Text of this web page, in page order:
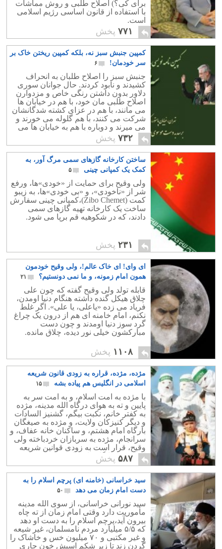
برای کی؟) اصلاح طلبی و روش مماشات
با استفاده از قانون اساسی رژیم اسلامی
است.
۷۷۱ پخش
کمپین جنبش سبز نه، بلکه کمپین ریختن خاک بر
سر خودمان!
۶
جنبش سبز را اصلاح طلبان به انحراف
کشیدند و نابود کردند. حال جوانان سوری
دلاور بدون داشتن رنگی خاص و مزدوارن
اصلاح طلبی مان خود، با هم در خیابان ها
می مانند، با هم در عزای کشته شدگانشان
شرکت می کنند، با هم گلوله می خورند و
می میرند و دوباره با هم به خیابان ها می
روند و دست از مبارزه بر نمی دارند.
۷۳۲ پخش
ساختن کارخانه گازهای سمی مرگ آور، به
کمک یک کمپانی چینی
۵
ولی وقیح برای حمایت از «خودی»ها، ورفع
شر از «ناخودی»، و «بی خودی»ها، به زیبو
کمت (‪(‬Zibo Chemet،کمپانی چینی سفارش
ساخت یک کارخانه تهیه گازهای سمی
دادند، که در شکوهیه قم برپا می شود.
۲۳۱ پخش
ای وای! ای خاک عالم!، ولی وقیح خودمون
همون امام زمونه، و ما نمی دونستیم؟
۲۱
قابله تولد ولی وقیح گفته که چون علی
چلاق هیکل گنده داشته هنگام دنیا اومدن،
فریاد می زده «یاعلی، یا علی». اگر غلط
نکنم، امام خامنه ای هم از درون یک چراغ
گرد سوز دنیا اومدند و چون دست
مبارکشون خیلی نور دیده، چلاق مانده.
۱۱۰۸ پخش
مژده، مژده، قراره به زودی قانون شریعه
اسلامی در انگلیس هم پیاده بشه
۱۵
با مژده به امت اسلام، و به امت سر به
پایین و ته به هوای درگاه الله مدینه، مژده
به کفتر خانم، نکبت بیگم، گشنیز السادات
و دیگر کنیزکان ولایت، و مژده به صیغگان
بارگاه امام هشتم، و ساکنان خانه عفاف، و
سرانجام، مژده به سربازان خردباخته ولی
وقیح، قرار است به زودی قوانین شریعه
اسلامی در انگلستان پیاده شود!
۵۸۷ پخش
سید خراسانی (خامنه ای) پرچم اسلام را به
دست امام زمان می دهد
۵۰
سید نورانی خراسانی، از سوی الله مدینه
مأموریت دارد وقتی امام زمان از ته چاه
بیرون آید،پرچم اسلام را به دست او دهد
که ۵/۵ میلیارد مردم نامسلمان، غیر شیعه
و غیر مکتبی و ۷۰ میلیون خس و خاشاک را
گردن زند تا زیر شکم اسبش خون جاری